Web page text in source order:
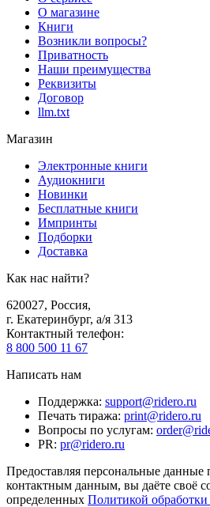
О магазине
Книги
Возникли вопросы?
Приватность
Наши преимущества
Реквизиты
Договор
llm.txt
Магазин
Электронные книги
Аудиокниги
Новинки
Бесплатные книги
Импринты
Подборки
Доставка
Как нас найти?
620027, Россия,
г. Екатеринбург, а/я 313
Контактный телефон:
8 800 500 11 67
Написать нам
Поддержка: support@ridero.ru
Печать тиража: print@ridero.ru
Вопросы по услугам:
PR: pr@ridero.ru
Предоставляя персональные данные
контактным данным, вы даёте своё
определенных Политикой